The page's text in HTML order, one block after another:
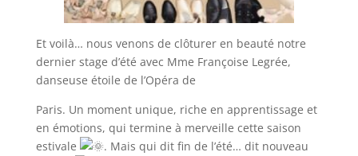
Et voilà… nous venons de clôturer en beauté notre
dernier stage d’été avec Mme Françoise Legrée,
danseuse étoile de l’Opéra de
Paris. Un moment unique, riche en apprentissage et
en émotions, qui termine à merveille cette saison
estivale
. Mais qui dit fin de l’été… dit nouveau